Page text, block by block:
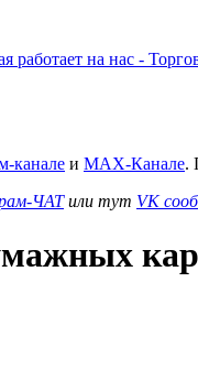
работает на нас -
канале и MAX-Канале.
ЧАТили тут VK